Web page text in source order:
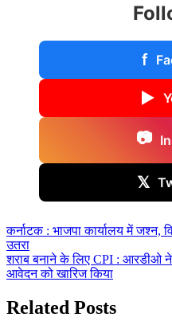
f
▶
📷
𝕏
Post
navigation
कर्नाटक : भाजपा कार्यालय में जश्न,
उतरा
शराब बनाने के लिए CPI : आरडीओ
आवेदन को खारिज किया
Related Posts